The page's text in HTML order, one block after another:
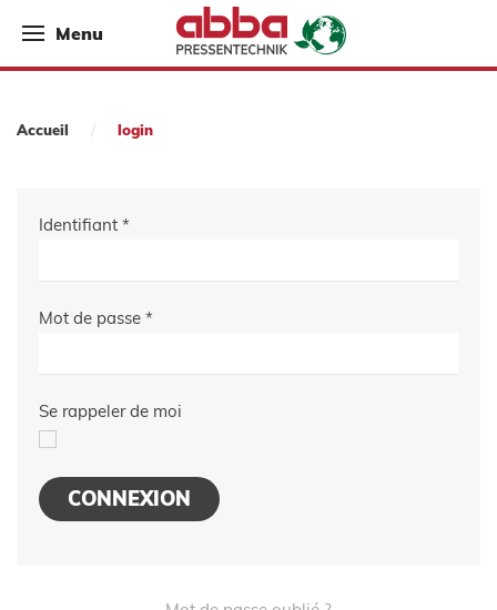
Menu
Accueil login
Identifiant *
Mot de passe *
Se rappeler de moi
CONNEXION